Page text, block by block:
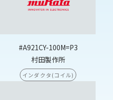
#A921CY-100M=P3
村田製作所
インダクタ(コイル)